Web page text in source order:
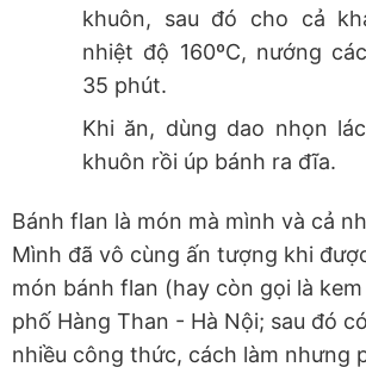
khuôn, sau đó cho cả
nhiệt độ 160ºC, nướng
35 phút.
Khi ăn, dùng dao nhọn
khuôn rồi úp bánh ra đĩa.
Bánh flan là món mà mình và cả
Mình đã vô cùng ấn tượng khi
món bánh flan (hay còn gọi là
phố Hàng Than - Hà Nội; sau đó
nhiều công thức, cách làm nhưng